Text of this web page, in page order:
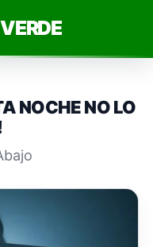
NOCHE NO LO